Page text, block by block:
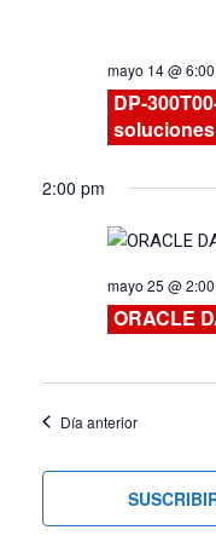
mayo 14 @
DP-
2:00 pm
mayo 25 @
ORACLE
Día anterior